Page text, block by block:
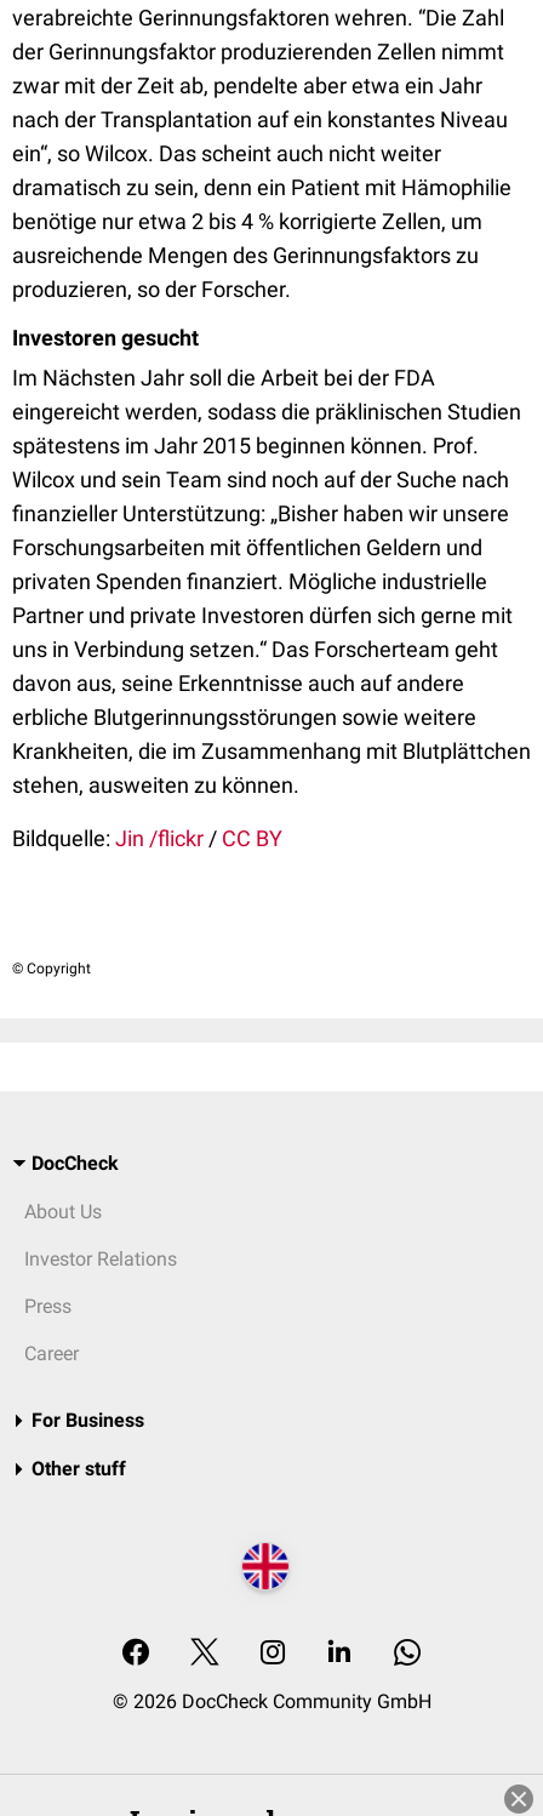
verabreichte Gerinnungsfaktoren wehren. “Die Zahl
der Gerinnungsfaktor produzierenden Zellen nimmt
zwar mit der Zeit ab, pendelte aber etwa ein Jahr
nach der Transplantation auf ein konstantes Niveau
ein“, so Wilcox. Das scheint auch nicht weiter
dramatisch zu sein, denn ein Patient mit Hämophilie
benötige nur etwa 2 bis 4 % korrigierte Zellen, um
ausreichende Mengen des Gerinnungsfaktors zu
produzieren, so der Forscher.
Investoren gesucht
Im Nächsten Jahr soll die Arbeit bei der FDA
eingereicht werden, sodass die präklinischen Studien
spätestens im Jahr 2015 beginnen können. Prof.
Wilcox und sein Team sind noch auf der Suche nach
finanzieller Unterstützung: „Bisher haben wir unsere
Forschungsarbeiten mit öffentlichen Geldern und
privaten Spenden finanziert. Mögliche industrielle
Partner und private Investoren dürfen sich gerne mit
uns in Verbindung setzen.“ Das Forscherteam geht
davon aus, seine Erkenntnisse auch auf andere
erbliche Blutgerinnungsstörungen sowie weitere
Krankheiten, die im Zusammenhang mit Blutplättchen
stehen, ausweiten zu können.
Bildquelle:Jin /flickr / CC BY
© Copyright
DocCheck
About Us
Investor Relations
Press
Career
For Business
Other stuff
© 2026 DocCheck Community GmbH